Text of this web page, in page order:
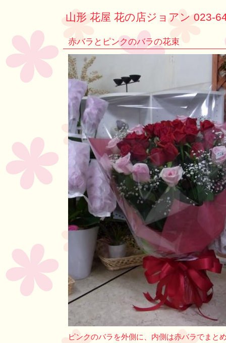
山形 花屋 花の店ジョアン 023-
赤バラとピンクのバラの花束
ピンクのバラを外側に、内側は赤バラでまと